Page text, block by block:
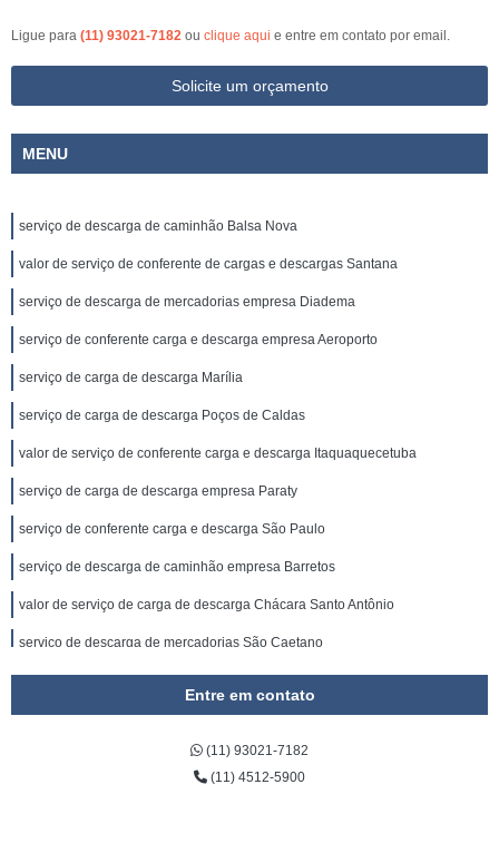
Ligue para (11) 93021-7182 ou clique aqui e entre em contato por email.
Solicite um orçamento
MENU
serviço de descarga de caminhão Balsa Nova
valor de serviço de conferente de cargas e descargas Santana
serviço de descarga de mercadorias empresa Diadema
serviço de conferente carga e descarga empresa Aeroporto
serviço de carga de descarga Marília
serviço de carga de descarga Poços de Caldas
valor de serviço de conferente carga e descarga Itaquaquecetuba
serviço de carga de descarga empresa Paraty
serviço de conferente carga e descarga São Paulo
serviço de descarga de caminhão empresa Barretos
valor de serviço de carga de descarga Chácara Santo Antônio
serviço de descarga de mercadorias São Caetano
serviço de conferente de cargas empresa Ponta Grossa
serviço de descarga de caminhão empresa Nova Resende
Entre em contato
(11) 93021-7182
(11) 4512-5900